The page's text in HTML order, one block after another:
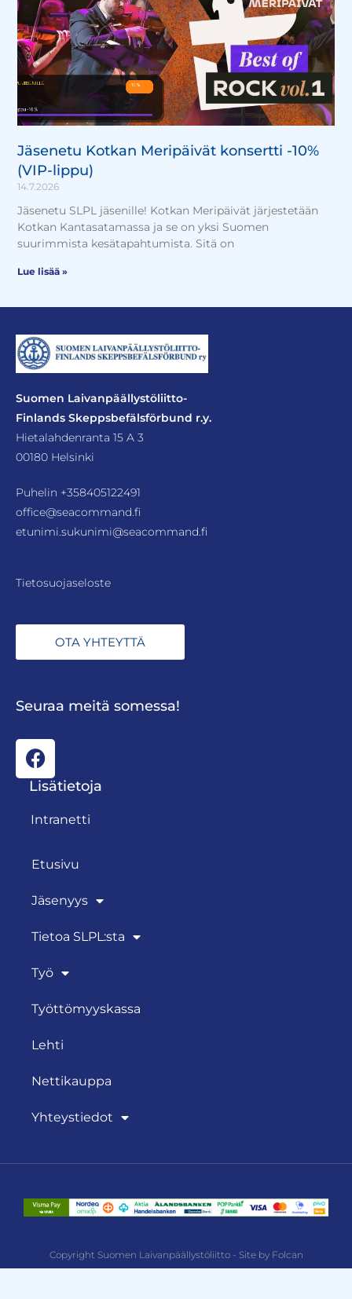
Jäsenetu Kotkan Meripäivät konsertti -10%
(VIP-lippu)
14.7.2026
Jäsenetu SLPL jäsenille! Kotkan Meripäivät järjestetään
Kotkan Kantasatamassa ja se on yksi Suomen
suurimmista kesätapahtumista. Sitä on
Lue lisää »
Suomen Laivanpäällystöliitto-
Finlands Skeppsbefälsförbund r.y.
Hietalahdenranta 15 A 3
00180 Helsinki
Puhelin +358405122491
office@seacommand.fi
etunimi.sukunimi@seacommand.fi
Tietosuojaseloste
OTA YHTEYTTÄ
Seuraa meitä somessa!
Lisätietoja
Intranetti
Etusivu
Jäsenyys
Tietoa SLPL:sta
Työ
Työttömyyskassa
Lehti
Nettikauppa
Yhteystiedot
Copyright Suomen Laivanpäällystöliitto - Site by Folcan